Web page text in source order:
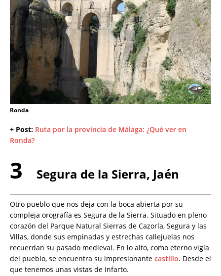
Ronda
+ Post: Ruta por la provincia de Málaga: ¿Qué ver en
Ronda?
3 Segura de la Sierra, Jaén
Otro pueblo que nos deja con la boca abierta por su
compleja orografía es Segura de la Sierra. Situado en pleno
corazón del Parque Natural Sierras de Cazorla, Segura y las
Villas, donde sus empinadas y estrechas callejuelas nos
recuerdan su pasado medieval. En lo alto, como eterno vigía
del pueblo, se encuentra su impresionante castillo. Desde el
que tenemos unas vistas de infarto.